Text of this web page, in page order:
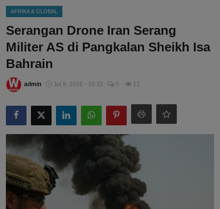
AFRIKA & GLOBAL
Serangan Drone Iran Serang
Militer AS di Pangkalan Sheikh Isa
Bahrain
admin Jul 8, 2026 - 16:32 0 12